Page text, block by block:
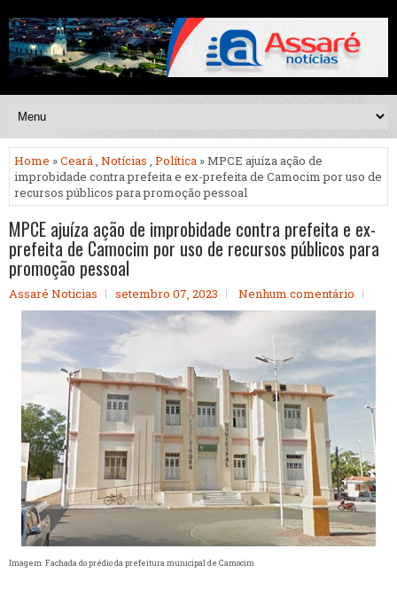
Home »Ceará, Notícias , Política » MPCE ajuíza ação de
improbidade contra prefeita e ex-prefeita de Camocim por uso de
recursos públicos para promoção pessoal
MPCE ajuíza ação de improbidade contra prefeita e ex-
prefeita de Camocim por uso de recursos públicos para
promoção pessoal
Assaré Noticias setembro 07, 2023 Nenhum comentário
Imagem: Fachada do prédio da prefeitura municipal de Camocim